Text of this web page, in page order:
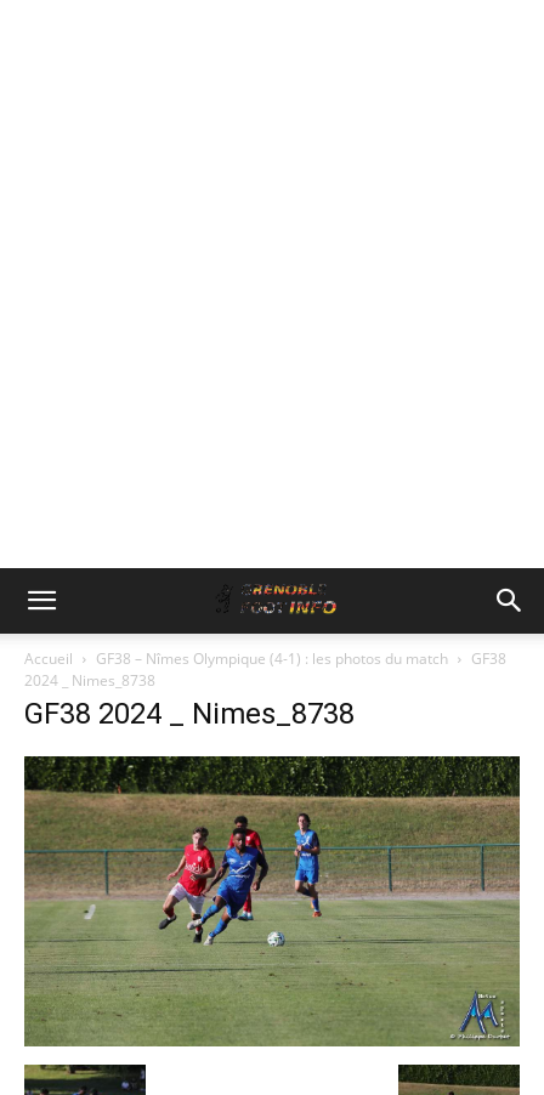
Accueil GF38 – Nîmes Olympique (4-1) : les photos du match
GF38
2024 _ Nimes_8738
GF38 2024 _ Nimes_8738